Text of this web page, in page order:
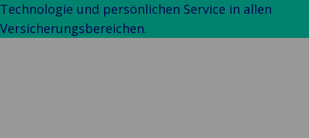
Technologie und persönlichen Service in allen
Versicherungsbereichen.